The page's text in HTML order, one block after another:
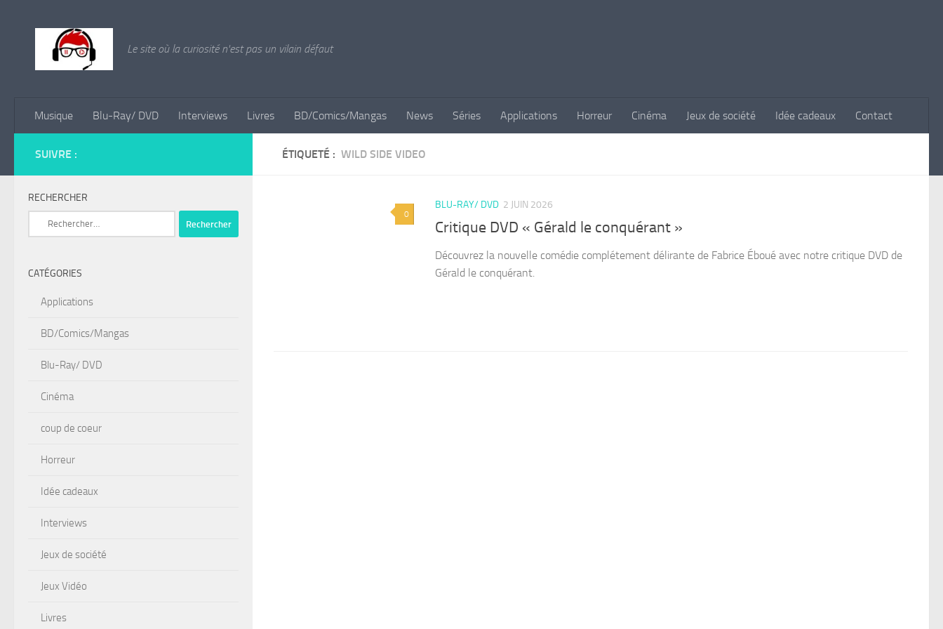
Le site où la curiosité n'est pas un vilain défaut
Musique Blu-Ray/ DVD Interviews Livres BD/Comics/Mangas News Séries Applications Horreur Cinéma Jeux de société Idée cadeaux Contact
ÉTIQUETÉ : ‎ WILD SIDE VIDEO
0
BLU-RAY/ DVD 2 JUIN 2026
Critique DVD « Gérald le conquérant »
Découvrez la nouvelle comédie complétement délirante de Fabrice Éboué avec notre critique DVD de
Gérald le conquérant.
SUIVRE :
RECHERCHER
Rechercher :
CATÉGORIES
Applications
BD/Comics/Mangas
Blu-Ray/ DVD
Cinéma
coup de coeur
Horreur
Idée cadeaux
Interviews
Jeux de société
Jeux Vidéo
Livres